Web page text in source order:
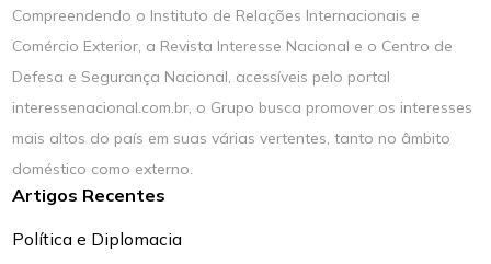
Compreendendo o Instituto de Relações Internacionais e
Comércio Exterior, a Revista Interesse Nacional e o Centro de
Defesa e Segurança Nacional, acessíveis pelo portal
interessenacional.com.br, o Grupo busca promover os interesses
mais altos do país em suas várias vertentes, tanto no âmbito
doméstico como externo.
Artigos Recentes
Política e Diplomacia